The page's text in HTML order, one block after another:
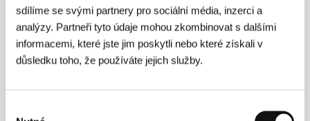
sdílíme se svými partnery pro sociální média, inzerci a
analýzy. Partneři tyto údaje mohou zkombinovat s dalšími
informacemi, které jste jim poskytli nebo které získali v
důsledku toho, že používáte jejich služby.
Režie